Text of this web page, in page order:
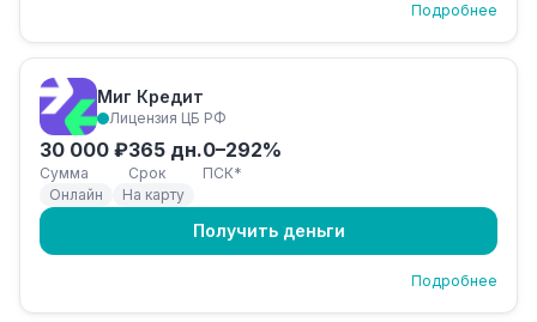
Подробнее
Миг Кредит
Лицензия ЦБ РФ
30 000 ₽
Сумма
365 дн.
Срок
0–292%
ПСК*
Онлайн
На карту
Получить деньги
Подробнее